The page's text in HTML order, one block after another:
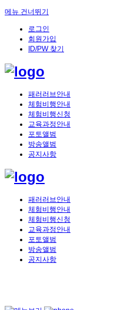
메뉴 건너뛰기
로그인
회원가입
ID/PW 찾기
패러러브안내
체험비행안내
체험비행신청
교육과정안내
포토앨범
방송앨범
공지사항
패러러브안내
체험비행안내
체험비행신청
교육과정안내
포토앨범
방송앨범
공지사항